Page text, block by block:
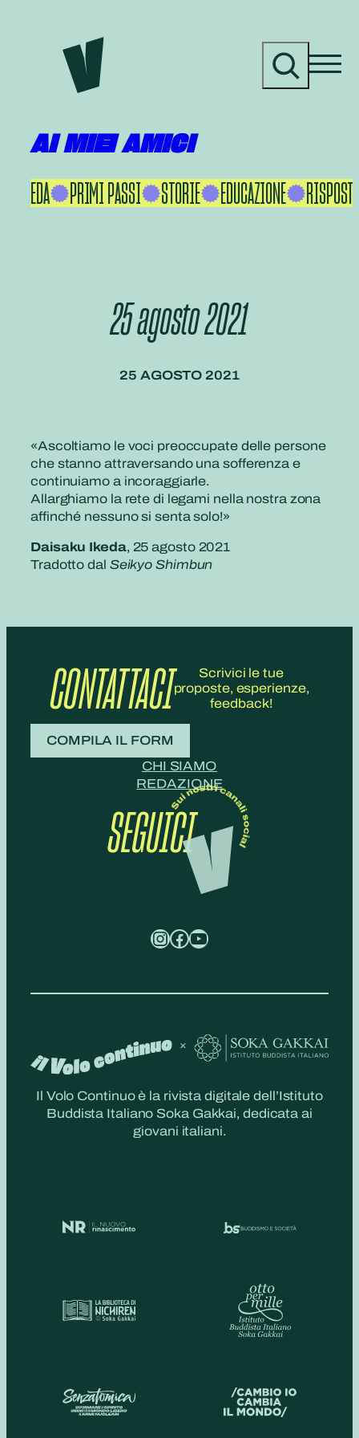
contenuto
r
AI MIEI AMICI
IKEDA PRIMI PASSI STORIE EDUCAZIONE
25 agosto 2021
25 AGOSTO 2021
«Ascoltiamo le voci preoccupate delle persone
che stanno attraversando una sofferenza e
continuiamo a incoraggiarle.
Allarghiamo la rete di legami nella nostra zona
affinché nessuno si senta solo!»
Daisaku Ikeda, 25 agosto 2021
Tradotto dal Seikyo Shimbun
CONTATTACI
Scrivici le tue
proposte, esperienze,
feedback!
COMPILA IL FORM
CHI SIAMO
REDAZIONE
SEGUICI
InstagramFacebook YouTube
Il Volo Continuo è la rivista digitale dell’Istituto
Buddista Italiano Soka Gakkai, dedicata ai
giovani italiani.